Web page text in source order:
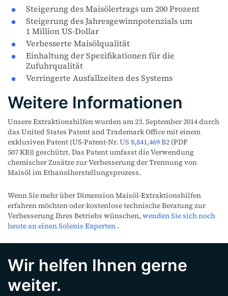
Steigerung des Maisölertrags um 200 Prozent
Steigerung des Jahresgewinnpotenzials um
1 Million US-Dollar
Verbesserte Maisölqualität
Einhaltung der Spezifikationen für die
Zufuhrqualität
Verringerte Ausfallzeiten des Systems
Weitere Informationen
Unsere Extraktionshilfen wurden am 23. September 2014 durch
das United States Patent and Trademark Office mit einem
exklusiven Patent (US-Patent-Nr. US 8,841,469 B2 (PDF
507 KB)) geschützt. Das Patent umfasst die Verwendung
chemischer Zusätze zur Verbesserung der Trennung von
Maisöl im Ethanolherstellungsprozess.
Wenn Sie mehr über Dimension Maisöl-Extraktionshilfen
erfahren möchten oder kostenlose technische Beratung zur
Verbesserung Ihres Betriebs wünschen, wenden Sie sich noch
heute an einen Solenis Experten .
Wir helfen Ihnen gerne
weiter.